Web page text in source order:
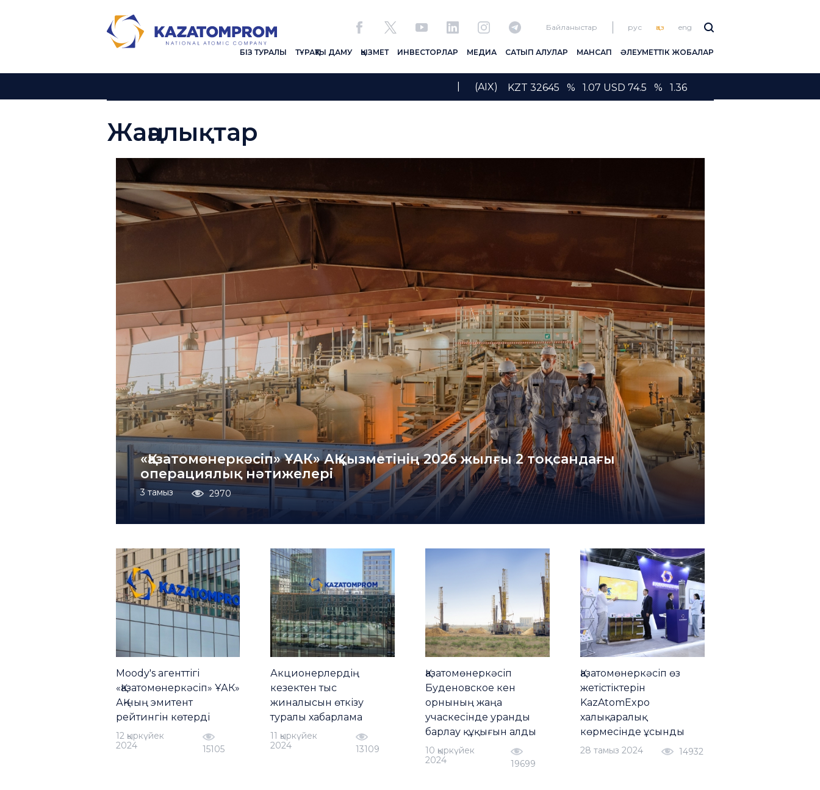
Байланыстар рус қаз eng
БІЗ ТУРАЛЫ ТҰРАҚТЫ ДАМУ ҚЫЗМЕТ ИНВЕСТОРЛАР МЕДИА САТЫП АЛУЛАР МАНСАП ӘЛЕУМЕТТІК ЖОБАЛАР
(AIX) KZT 32645 % 1.07 USD 74.5 % 1.36
Жаңалықтар
«Қазатомөнеркәсіп» ҰАК» АҚ қызметінің 2026 жылғы 2 тоқсандағы
операциялық нәтижелері
3 тамыз 2970
Moody's агенттігі
«Қазатомөнеркәсіп» ҰАК»
АҚ-ның эмитент
рейтингін көтерді
12 қыркүйек
2024
15105
Акционерлердің
кезектен тыс
жиналысын өткізу
туралы хабарлама
11 қыркүйек
2024
13109
Қазатомөнеркәсіп
Буденовское кен
орнының жаңа
учаскесінде уранды
барлау құқығын алды
10 қыркүйек
2024
19699
Қазатомөнеркәсіп өз
жетістіктерін
KazAtomExpo
халықаралық
көрмесінде ұсынды
28 тамыз 2024 14932